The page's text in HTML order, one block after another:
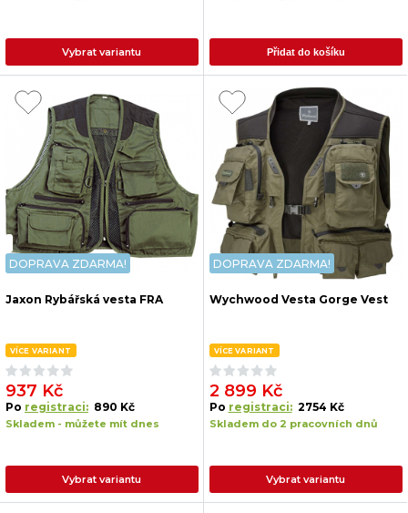
Vybrat variantu Přidat do košíku
DOPRAVA ZDARMA!
Jaxon Rybářská vesta FRA
VÍCE VARIANT
937 Kč
Po registraci: 890 Kč
Skladem - můžete mít dnes
Vybrat variantu
DOPRAVA ZDARMA!
Wychwood Vesta Gorge Vest
VÍCE VARIANT
2 899 Kč
Po registraci: 2754 Kč
Skladem do 2 pracovních dnů
Vybrat variantu